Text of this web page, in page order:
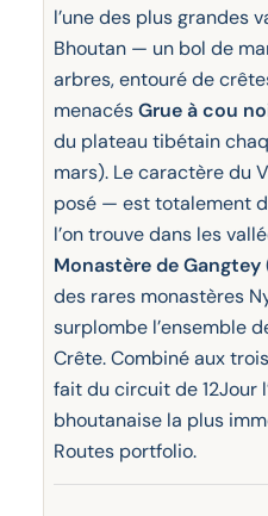
l’une des plus grandes
Bhoutan — un bol de
arbres, entouré de
menacésGrue à cou
du plateau tibétain
mars). Le caractère du
posé — est totalement
l’on trouve dans les
Monastère de Gangtey
des rares monastères
surplombe l’ensemble
Crête. Combiné aux
fait du circuit de 12Jour
bhoutanaise la plus
Routes portfolio.